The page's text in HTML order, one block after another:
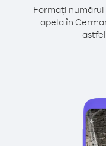
Formați
apela în